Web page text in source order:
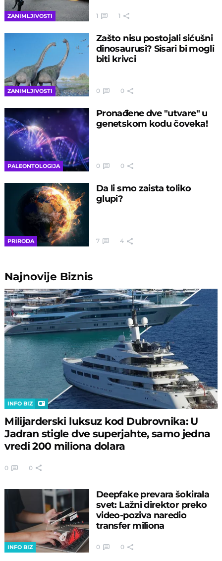
ZANIMLJIVOSTI 1 1
ZANIMLJIVOSTI
Zašto nisu postojali sićušni
dinosaurusi? Sisari bi mogli
biti krivci
0 0
PALEONTOLOGIJA
Pronađene dve "utvare" u
genetskom kodu čoveka!
0 0
PRIRODA
Da li smo zaista toliko
glupi?
7 4
Najnovije Biznis
INFO BIZ
Milijarderski luksuz kod Dubrovnika: U
Jadran stigle dve superjahte, samo jedna
vredi 200 miliona dolara
0 0
INFO BIZ
Deepfake prevara šokirala
svet: Lažni direktor preko
video-poziva naredio
transfer miliona
0 0